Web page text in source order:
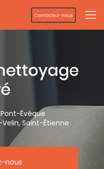
Contactez-nous
Évêque
Saint-Étienne
nous